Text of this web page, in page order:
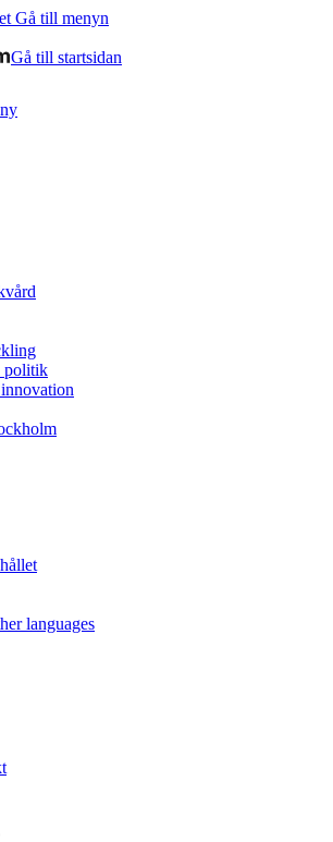
Gå till menyn
Gå till startsidan
politik
languages